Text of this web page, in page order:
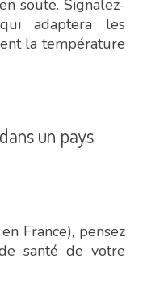
soute. Signalez-
adaptera les
la température
un pays
France), pensez
santé de votre